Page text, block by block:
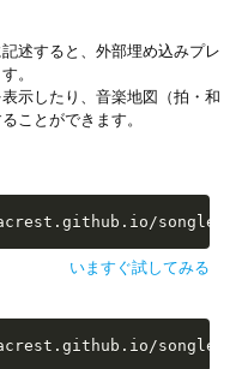
述すると、外部埋め込みプレ
。
示したり、音楽地図（拍・和
ことができます。
songle-
いますぐ試してみる
songle-